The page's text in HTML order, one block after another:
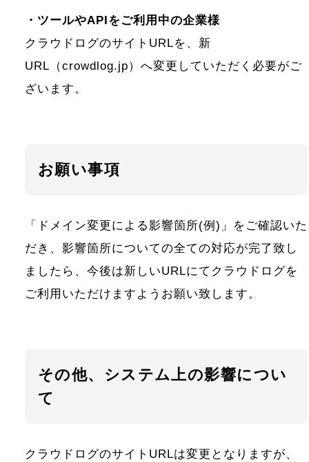
・ツールやAPIをご利用中の企業様
クラウドログのサイトURLを、新
URL（crowdlog.jp）へ変更していただく必要がご
ざいます。
お願い事項
「ドメイン変更による影響箇所(例)」をご確認いた
だき、影響箇所についての全ての対応が完了致し
ましたら、今後は新しいURLにてクラウドログを
ご利用いただけますようお願い致します。
その他、システム上の影響につい
て
クラウドログのサイトURLは変更となりますが、